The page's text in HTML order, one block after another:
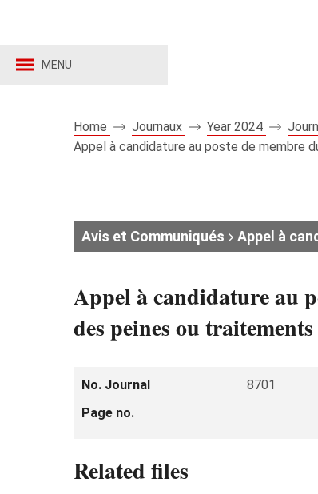
MENU
Home Journaux Year 2024
Appel à candidature au poste de membre
Avis et Communiqués Appel à
Appel à candidature au
des peines ou
No. Journal 8701
Page no.
Related files